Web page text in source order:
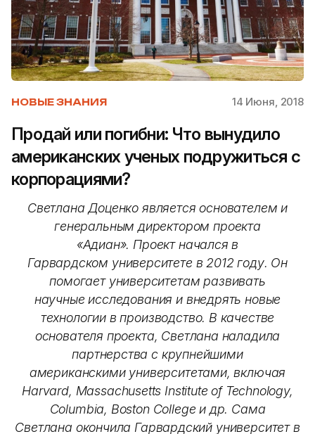
НОВЫЕ ЗНАНИЯ 14 Июня, 2018
Продай или погибни: Что вынудило
американских ученых подружиться с
корпорациями?
Светлана Доценко является основателем и
генеральным директором проекта
«Адиан». Проект начался в
Гарвардском университете в 2012 году. Он
помогает университетам развивать
научные исследования и внедрять новые
технологии в производство. В качестве
основателя проекта, Светлана наладила
партнерства с крупнейшими
американскими университетами, включая
Harvard, Massachusetts Institute of Technology,
Columbia, Boston College и др. Сама
Светлана окончила Гарвардский университет в